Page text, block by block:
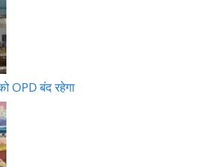
OPD बंद रहेगा